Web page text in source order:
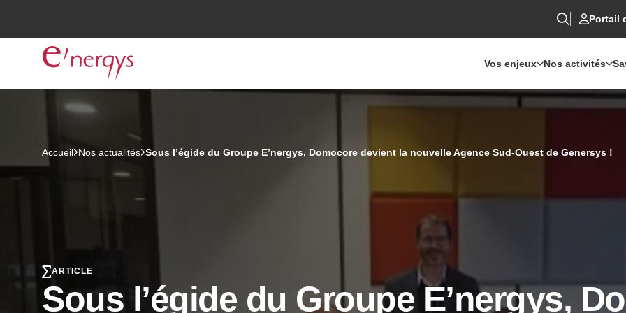
Portail
Vos enjeux Nos activités
Accueil Nos actualités Sous l’égide du Groupe E’nergys, Domocore devient la nouvelle Agence Sud-Ouest de Genersys !
ARTICLE
Sous l’égide du Groupe E’nergys,